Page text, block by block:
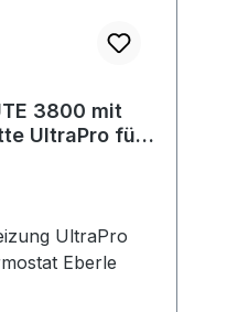
3800 mit
UltraPro für
UltraPro
Eberle